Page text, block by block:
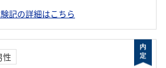
記の詳細はこちら
性